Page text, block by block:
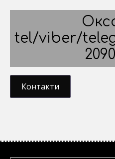
tel/viber/
Контакти